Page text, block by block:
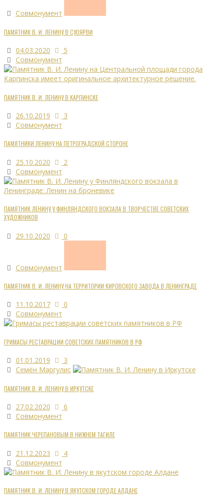
Совмонумент
ПАМЯТНИК В. И. ЛЕНИНУ В СУОЯРВИ
04.03.2020
5
Совмонумент
ПАМЯТНИК В. И. ЛЕНИНУ В КАРПИНСКЕ
26.10.2019
3
Совмонумент
ПАМЯТНИКИ ЛЕНИНУ НА ПЕТРОГРАДСКОЙ СТОРОНЕ
25.10.2020
2
Совмонумент
ПАМЯТНИК ЛЕНИНУ У ФИНЛЯНДСКОГО ВОКЗАЛА В ТВОРЧЕСТВЕ СОВЕТСКИХ
ХУДОЖНИКОВ
29.10.2020 0
Совмонумент
ПАМЯТНИК В. И. ЛЕНИНУ НА ТЕРРИТОРИИ КИРОВСКОГО ЗАВОДА В ЛЕНИНГРАДЕ
11.10.2017
0
Совмонумент
ГРИМАСЫ РЕСТАВРАЦИИ СОВЕТСКИХ ПАМЯТНИКОВ В РФ
01.01.2019
3
Семён Маргулис
ПАМЯТНИК В. И. ЛЕНИНУ В ИРКУТСКЕ
27.02.2020
6
Совмонумент
ПАМЯТНИК ЧЕРЕПАНОВЫМ В НИЖНЕМ ТАГИЛЕ
21.12.2023
4
Совмонумент
ПАМЯТНИК В. И. ЛЕНИНУ В ЯКУТСКОМ ГОРОДЕ АЛДАНЕ